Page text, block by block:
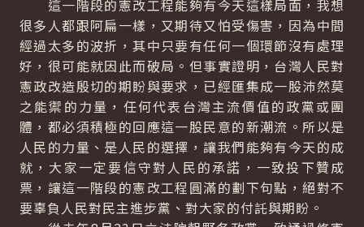
這一階段的憲改工程能夠有今天這樣局面，我想
很多人都跟阿扁一樣，又期待又怕受傷害，因為中間
經過太多的波折，其中只要有任何一個環節沒有處理
好，很可能就因此而破局。但事實證明，台灣人民對
憲政改造殷切的期盼與要求，已經匯集成一股沛然莫
之能禦的力量，任何代表台灣主流價值的政黨或團
體，都必須積極的回應這一股民意的新潮流。所以是
人民的力量、是人民的選擇，讓我們能夠有今天的成
就，大家一定要信守對人民的承諾，一致投下贊成
票，讓這一階段的憲改工程圓滿的劃下句點，絕對不
要辜負人民對民主進步黨、對大家的付託與期盼。